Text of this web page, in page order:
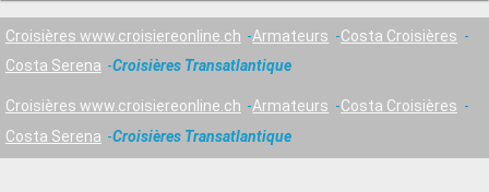
Croisières www.croisiereonline.ch Armateurs
Costa Croisières
Costa Serena
Croisières Transatlantique
Croisières www.croisiereonline.ch Armateurs
Costa Croisières
Costa Serena
Croisières Transatlantique